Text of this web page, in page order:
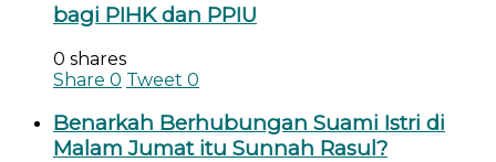
bagi PIHK dan PPIU
0 shares
Share 0 Tweet 0
Benarkah Berhubungan Suami Istri di
Malam Jumat itu Sunnah Rasul?